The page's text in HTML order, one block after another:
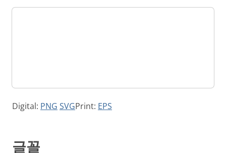
Digital: PNG SVGPrint: EPS
글꼴